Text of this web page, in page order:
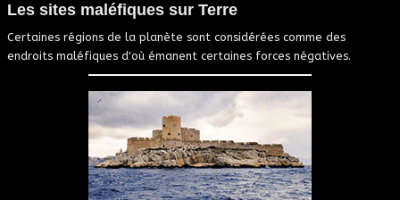
Les sites maléfiques sur Terre
Certaines régions de la planète sont considérées comme des
endroits maléfiques d'où émanent certaines forces négatives.